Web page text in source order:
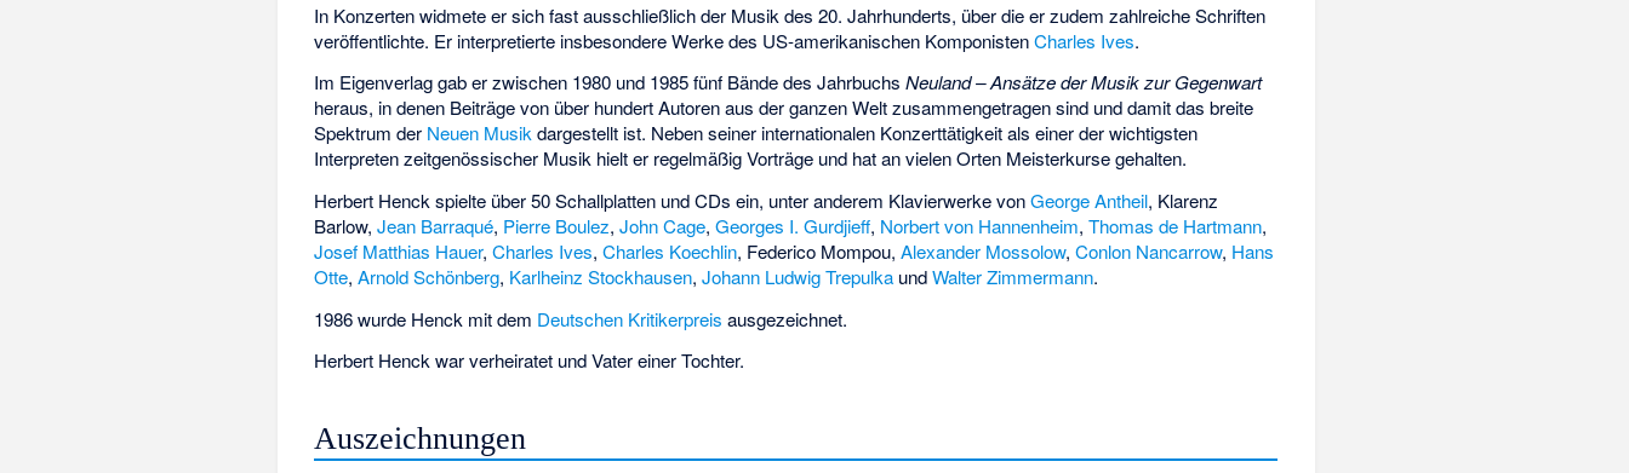
In Konzerten widmete er sich fast ausschließlich der Musik des 20. Jahrhunderts, über die er zudem zahlreiche Schriften
veröffentlichte. Er interpretierte insbesondere Werke des US-amerikanischen KomponistenCharles Ives.
Im Eigenverlag gab er zwischen 1980 und 1985 fünf Bände des JahrbuchsNeuland – Ansätze der Musik zur Gegenwart
heraus, in denen Beiträge von über hundert Autoren aus der ganzen Welt zusammengetragen sind und damit das breite
Spektrum der Neuen Musikdargestellt ist. Neben seiner internationalen Konzerttätigkeit als einer der wichtigsten
Interpreten zeitgenössischer Musik hielt er regelmäßig Vorträge und hat an vielen Orten Meisterkurse gehalten.
Herbert Henck spielte über 50 Schallplatten und CDs ein, unter anderem Klavierwerke vonGeorge Antheil, Klarenz
Barlow,Jean Barraqué, Pierre Boulez,John Cage,Georges I. Gurdjieff, Norbert von Hannenheim,Thomas de Hartmann,
Josef Matthias Hauer,Charles Ives,Charles Koechlin, Federico Mompou,Alexander Mossolow,Conlon Nancarrow, Hans
Otte,Arnold Schönberg, Karlheinz Stockhausen,Johann Ludwig Trepulka undWalter Zimmermann.
1986 wurde Henck mit dem Deutschen Kritikerpreis ausgezeichnet.
Herbert Henck war verheiratet und Vater einer Tochter.
Auszeichnungen